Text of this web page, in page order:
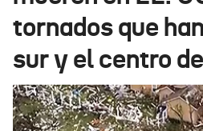
tornados que
sur y el centro